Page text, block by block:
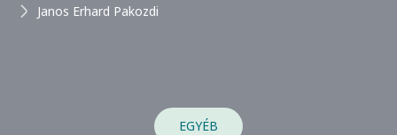
Janos Erhard Pakozdi
EGYÉB